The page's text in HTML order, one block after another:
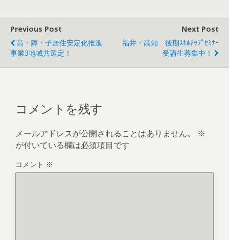
Previous Post
高・障・子居住安定化推進
事業3地域共選定！
Next Post
福井・高知 後期ｽｷﾙｱｯﾌﾟｾﾐﾅｰ
受講生募集中！
コメントを残す
メールアドレスが公開されることはありません。
※
が付いている欄は必須項目です
コメント ※